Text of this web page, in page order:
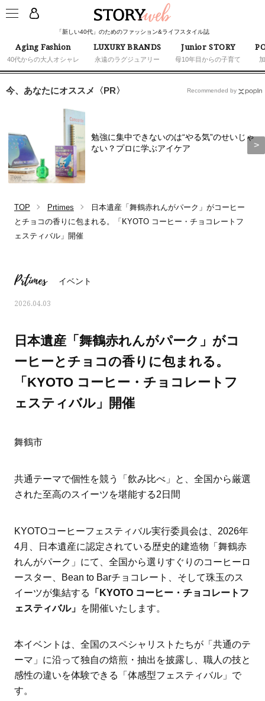
「新しい40代」のためのファッション&ライフスタイル誌
Aging Fashion
40代からの大人オシャレ
LUXURY BRANDS
永遠のラグジュアリー
Junior STORY
母10年目からの子育て
ス学」
タログ
今、あなたにオススメ〈PR〉
勉強に集中できないのは“やる気”のせいじゃ
ない？プロに学ぶアイケア
Recommended by
TOP Prtimes
日本遺産「舞鶴赤れんがパーク」がコーヒー
とチョコの香りに包まれる。「KYOTO コーヒー・チョコレートフ
ェスティバル」開催
Prtimes イベント
2026.04.03
日本遺産「舞鶴赤れんがパーク」がコ
ーヒーとチョコの香りに包まれる。
「KYOTO コーヒー・チョコレートフ
ェスティバル」開催
舞鶴市
共通テーマで個性を競う「飲み比べ」と、全国から厳選
された至高のスイーツを堪能する2日間
KYOTOコーヒーフェスティバル実行委員会は、2026年
4月、日本遺産に認定されている歴史的建造物「舞鶴赤
れんがパーク」にて、全国から選りすぐりのコーヒーロ
ースター、Bean to Barチョコレート、そして珠玉のス
イーツが集結する
「KYOTO コーヒー・チョコレートフ
ェスティバル」 を開催いたします。
本イベントは、全国のスペシャリストたちが「共通のテ
ーマ」に沿って独自の焙煎・抽出を披露し、職人の技と
感性の違いを体験できる「体感型フェスティバル」で
す。